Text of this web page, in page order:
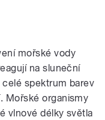
mořské vody
na sluneční
spektrum barev
Mořské organismy
vlnové délky světla